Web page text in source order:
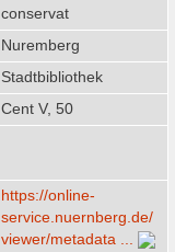
conservat
Nuremberg
Stadtbibliothek
Cent V, 50
https:/​/​online-
service.nuernberg.de/​
viewer/​metadata ...